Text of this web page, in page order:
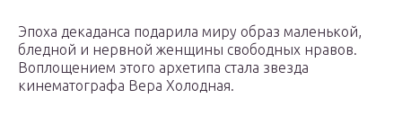
Эпоха декаданса подарила миру образ маленькой,
бледной и нервной женщины свободных нравов.
Воплощением этого архетипа стала звезда
кинематографа Вера Холодная.